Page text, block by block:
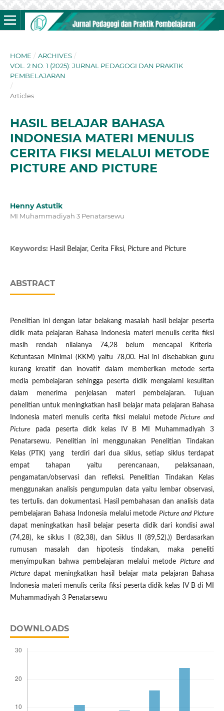
HOME / ARCHIVES /
VOL. 2 NO. 1 (2025): JURNAL PEDAGOGI DAN PRAKTIK
PEMBELAJARAN
/
Articles
HASIL BELAJAR BAHASA
INDONESIA MATERI MENULIS
CERITA FIKSI MELALUI METODE
PICTURE AND PICTURE
Henny Astutik
MI Muhammadiyah 3 Penatarsewu
Keywords: Hasil Belajar, Cerita Fiksi, Picture and Picture
ABSTRACT
Penelitian ini dengan latar belakang masalah hasil belajar peserta
didik mata pelajaran Bahasa Indonesia materi menulis cerita fiksi
masih rendah nilaianya 74,28 belum mencapai Kriteria
Ketuntasan Minimal (KKM) yaitu 78,00. Hal ini disebabkan guru
kurang kreatif dan inovatif dalam memberikan metode serta
media pembelajaran sehingga peserta didik mengalami kesulitan
dalam menerima penjelasan materi pembelajaran. Tujuan
penelitian untuk meningkatkan hasil belajar mata pelajaran Bahasa
Indonesia materi menulis cerita fiksi melalui metodePicture and
Picture pada peserta didk kelas IV B MI Muhammadiyah 3
Penatarsewu. Penelitian ini menggunakan Penelitian Tindakan
Kelas (PTK) yang terdiri dari dua siklus, setiap siklus terdapat
empat tahapan yaitu perencanaan, pelaksanaan,
pengamatan/observasi dan refleksi. Penelitian Tindakan Kelas
menggunakan analisis pengumpulan data yaitu lembar observasi,
tes tertulis. dan dokumentasi. Hasil pembahasan dan analisis data
pembelajaran Bahasa Indonesia melalui metode Picture and Picture
dapat meningkatkan hasil belajar peserta didik dari kondisi awal
(74,28), ke siklus I (82,38), dan Siklus II (89,52).)) Berdasarkan
rumusan masalah dan hipotesis tindakan, maka peneliti
menyimpulkan bahwa pembelajaran melalui metode Picture and
Picturedapat meningkatkan hasil belajar mata pelajaran Bahasa
Indonesia materi menulis cerita fiksi peserta didik kelas IV B di MI
Muhammadiyah 3 Penatarsewu
DOWNLOADS